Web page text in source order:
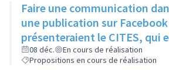
Faire une communication
une publication sur
présenteraient le CITES, qui
des animaux dangereux ou
donneraient le lien pour y
08 déc.
En cours de réalisation
Propositions en cours de réalisation